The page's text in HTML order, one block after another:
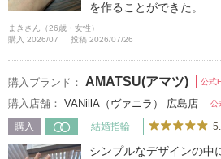
を作ることができた。
まきさん（26歳・女性）
購入 2026/07
投稿 2026/07/26
購入ブランド： AMATSU(アマツ) 公式
購入店舗： VANillA（ヴァニラ） 広島店 公
購入 結婚指輪
シンプルなデザインの中